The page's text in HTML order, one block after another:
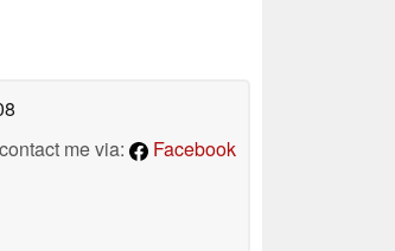
contact me via:
Facebook